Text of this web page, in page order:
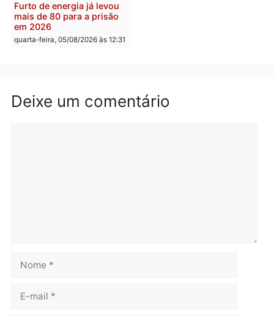
Violência domina o debate
eleitoral e segurança vira
principal arma dos
candidatos ao Governo de